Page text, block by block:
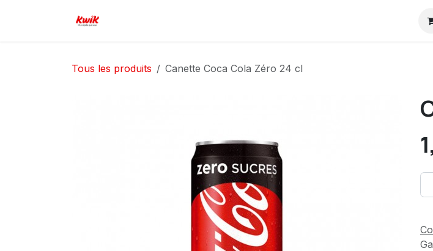
Contactez-nous
Tous les produits Canette Coca Cola Zéro 24 cl